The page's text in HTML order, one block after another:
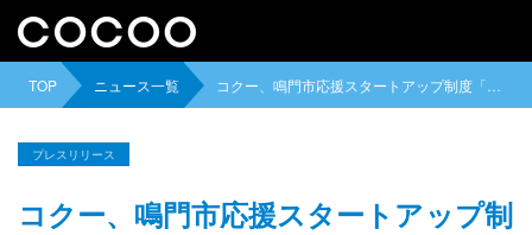
TOP ニュース一覧 コクー、鳴門市応援スタートアップ制度「なるスタ」認定。新拠点「鳴門オフィス」開設
プレスリリース
コクー、鳴門市応援スタートアップ制